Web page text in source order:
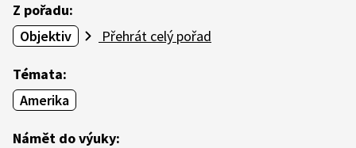
Z pořadu:
Objektiv
Přehrát celý pořad
Témata:
Amerika
Námět do výuky: